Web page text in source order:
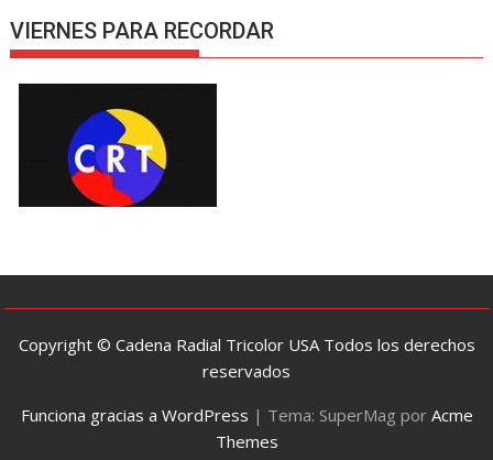
VIERNES PARA RECORDAR
Copyright © Cadena Radial Tricolor USA Todos los derechos
reservados
Funciona gracias a WordPress | Tema: SuperMag por Acme
Themes